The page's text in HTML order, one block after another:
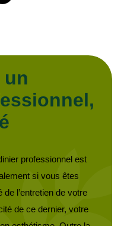
un
professionnel est
si vous êtes
l’entretien de votre
de ce dernier, votre